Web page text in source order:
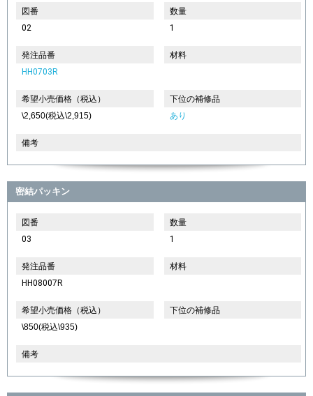
図番
02
数量
1
発注品番
HH0703R
材料
希望小売価格（税込）
\2,650(税込\2,915)
下位の補修品
あり
備考
密結パッキン
図番
03
数量
1
発注品番
HH08007R
材料
希望小売価格（税込）
\850(税込\935)
下位の補修品
備考